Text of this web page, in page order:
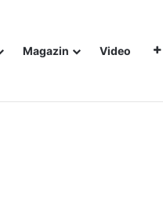
Magazin Video